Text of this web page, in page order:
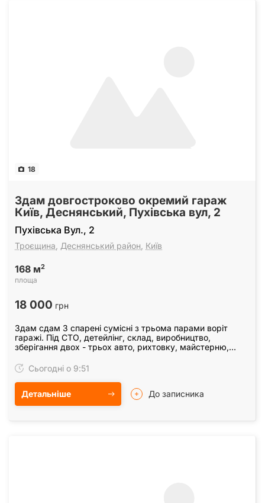
18
Здам довгостроково окремий гараж
Київ, Деснянський, Пухівська вул, 2
Пухівська Вул., 2
Троєщина, Деснянський район, Київ
168 м2
площа
18 000 грн
Здам сдам 3 спарені сумісні з трьома парами воріт
гаражі. Під СТО, детейлінг, склад, виробництво,
зберігання двох - трьох авто, рихтовку, майстерню,
Сьогодні о 9:51
Детальніше До записника